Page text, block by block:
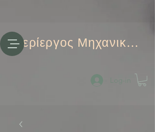
Περίεργος Μηχανικός
Log-in